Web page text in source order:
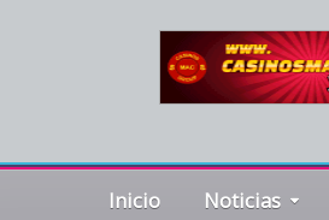
Inicio Noticias